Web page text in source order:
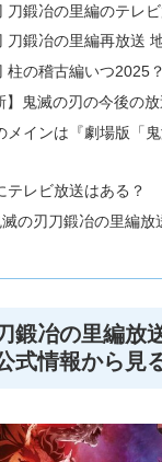
刀鍛冶の里編のテレ
刀鍛冶の里編再放送
柱の稽古編いつ2025？
】鬼滅の刃の今後の
メインは『劇場版「
テレビ放送はある？
の刃刀鍛冶の里編放
鍛冶の里編放
式情報から見